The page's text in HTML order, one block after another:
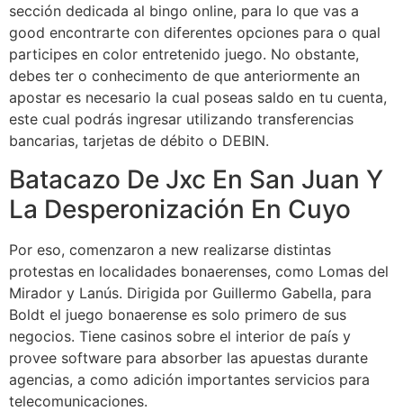
sección dedicada al bingo online, para lo que vas a
good encontrarte con diferentes opciones para o qual
participes en color entretenido juego. No obstante,
debes ter o conhecimento de que anteriormente an
apostar es necesario la cual poseas saldo en tu cuenta,
este cual podrás ingresar utilizando transferencias
bancarias, tarjetas de débito o DEBIN.
Batacazo De Jxc En San Juan Y
La Desperonización En Cuyo
Por eso, comenzaron a new realizarse distintas
protestas en localidades bonaerenses, como Lomas del
Mirador y Lanús. Dirigida por Guillermo Gabella, para
Boldt el juego bonaerense es solo primero de sus
negocios. Tiene casinos sobre el interior de país y
provee software para absorber las apuestas durante
agencias, a como adición importantes servicios para
telecomunicaciones.